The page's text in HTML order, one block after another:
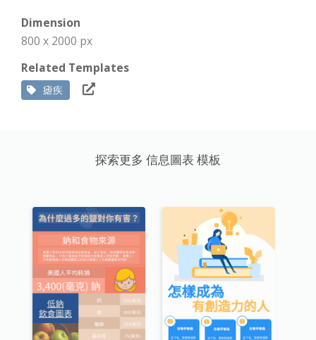
Dimension
800 x 2000 px
Related Templates
瘧疾
探索更多 信息圖表 模板